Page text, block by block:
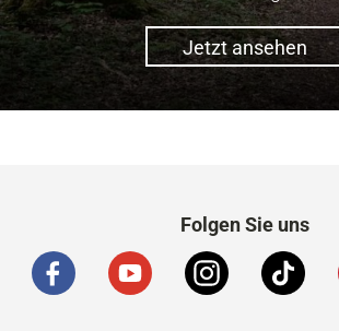
Jetzt ansehen
Folgen Sie uns